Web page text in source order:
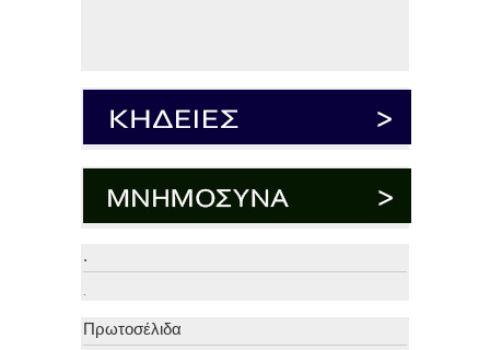
.
.
Πρωτοσέλιδα